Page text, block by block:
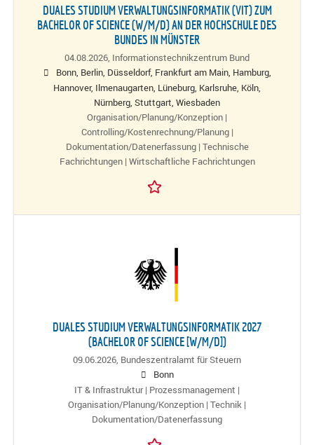
DUALES STUDIUM VERWALTUNGSINFORMATIK (VIT) ZUM
BACHELOR OF SCIENCE (W/M/D) AN DER HOCHSCHULE DES
BUNDES IN MÜNSTER
04.08.2026, Informationstechnikzentrum Bund
Bonn, Berlin, Düsseldorf, Frankfurt am Main, Hamburg,
Hannover, Ilmenaugarten, Lüneburg, Karlsruhe, Köln,
Nürnberg, Stuttgart, Wiesbaden
Organisation/Planung/Konzeption |
Controlling/Kostenrechnung/Planung |
Dokumentation/Datenerfassung | Technische
Fachrichtungen | Wirtschaftliche Fachrichtungen
DUALES STUDIUM VERWALTUNGSINFORMATIK 2027
(BACHELOR OF SCIENCE [W/M/D])
09.06.2026, Bundeszentralamt für Steuern
Bonn
IT & Infrastruktur | Prozessmanagement |
Organisation/Planung/Konzeption | Technik |
Dokumentation/Datenerfassung